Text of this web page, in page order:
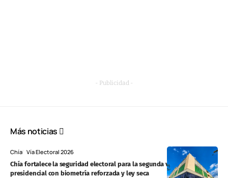
- Publicidad -
Más noticias
Chía Vía Electoral 2026
Chía fortalece la seguridad electoral para la segunda vuelta
presidencial con biometría reforzada y ley seca